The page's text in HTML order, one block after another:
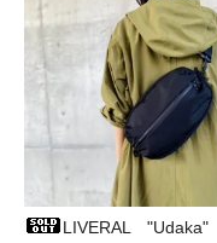
LIVERAL "Udaka"